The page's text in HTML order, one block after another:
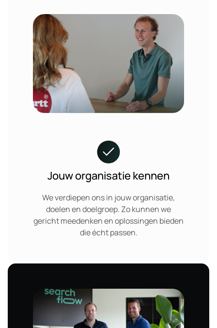
Jouw organisatie kennen
We verdiepen ons in jouw organisatie,
doelen en doelgroep. Zo kunnen we
gericht meedenken en oplossingen bieden
die écht passen.